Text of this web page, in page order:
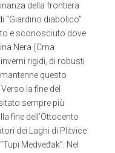
della frontiera
“Giardino diabolico”
e sconosciuto dove
Nera (Crna
rigidi, di robusti
questo
la fine del
sempre più
fine dell’Ottocento
dei Laghi di Plitvice
Medveđak”. Nel